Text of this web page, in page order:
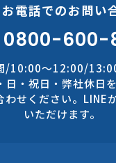
お電話でのお問い
0800-600-
/10:00～12:00/
日・祝日・弊社休日を
わせください。LINE
いただけます。